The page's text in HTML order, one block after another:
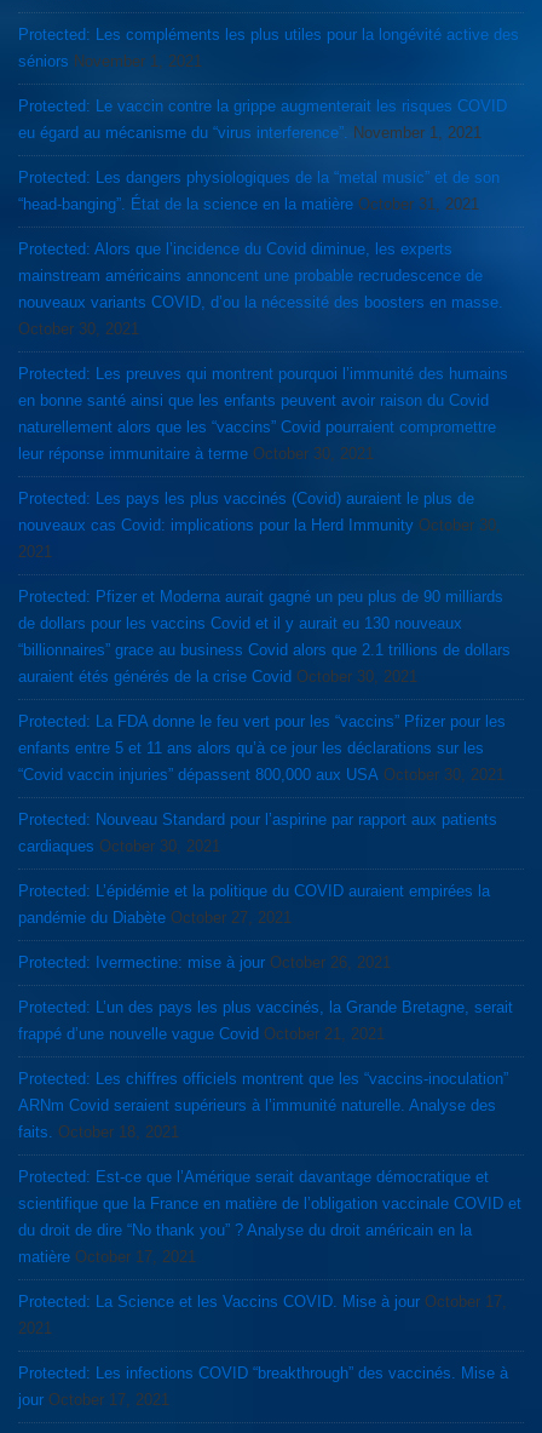
Protected: Les compléments les plus utiles pour la longévité active des
séniors November 1, 2021
Protected: Le vaccin contre la grippe augmenterait les risques COVID
eu égard au mécanisme du “virus interference”. November 1, 2021
Protected: Les dangers physiologiques de la “metal music” et de son
“head-banging”. État de la science en la matière October 31, 2021
Protected: Alors que l’incidence du Covid diminue, les experts
mainstream américains annoncent une probable recrudescence de
nouveaux variants COVID, d’ou la nécessité des boosters en masse.
October 30, 2021
Protected: Les preuves qui montrent pourquoi l’immunité des humains
en bonne santé ainsi que les enfants peuvent avoir raison du Covid
naturellement alors que les “vaccins” Covid pourraient compromettre
leur réponse immunitaire à terme October 30, 2021
Protected: Les pays les plus vaccinés (Covid) auraient le plus de
nouveaux cas Covid: implications pour la Herd Immunity October 30,
2021
Protected: Pfizer et Moderna aurait gagné un peu plus de 90 milliards
de dollars pour les vaccins Covid et il y aurait eu 130 nouveaux
“billionnaires” grace au business Covid alors que 2.1 trillions de dollars
auraient étés générés de la crise Covid October 30, 2021
Protected: La FDA donne le feu vert pour les “vaccins” Pfizer pour les
enfants entre 5 et 11 ans alors qu’à ce jour les déclarations sur les
“Covid vaccin injuries” dépassent 800,000 aux USA October 30, 2021
Protected: Nouveau Standard pour l’aspirine par rapport aux patients
cardiaques October 30, 2021
Protected: L’épidémie et la politique du COVID auraient empirées la
pandémie du Diabète October 27, 2021
Protected: Ivermectine: mise à jour October 26, 2021
Protected: L’un des pays les plus vaccinés, la Grande Bretagne, serait
frappé d’une nouvelle vague Covid October 21, 2021
Protected: Les chiffres officiels montrent que les “vaccins-inoculation”
ARNm Covid seraient supérieurs à l’immunité naturelle. Analyse des
faits.
October 18, 2021
Protected: Est-ce que l’Amérique serait davantage démocratique et
scientifique que la France en matière de l’obligation vaccinale COVID et
du droit de dire “No thank you” ? Analyse du droit américain en la
matière October 17, 2021
Protected: La Science et les Vaccins COVID. Mise à jour October 17,
2021
Protected: Les infections COVID “breakthrough” des vaccinés. Mise à
jour October 17, 2021